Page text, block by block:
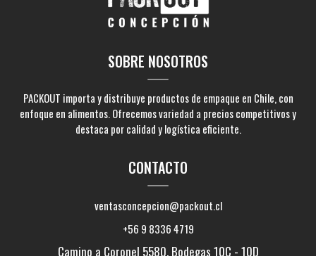
SOBRE NOSOTROS
PACKOUT importa y distribuye productos de empaque en Chile, con
enfoque en alimentos. Ofrecemos variedad a precios competitivos y
destaca por calidad y logística eficiente.
CONTACTO
ventasconcepcion@packout.cl
+56 9 8336 4719
Camino a Coronel 5580, Bodegas 10C - 10D